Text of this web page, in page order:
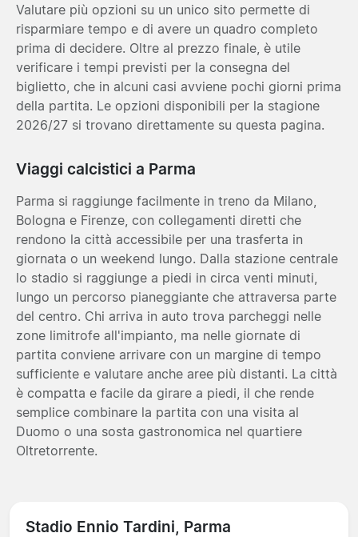
Valutare più opzioni su un unico sito permette di
risparmiare tempo e di avere un quadro completo
prima di decidere. Oltre al prezzo finale, è utile
verificare i tempi previsti per la consegna del
biglietto, che in alcuni casi avviene pochi giorni prima
della partita. Le opzioni disponibili per la stagione
2026/27 si trovano direttamente su questa pagina.
Viaggi calcistici a Parma
Parma si raggiunge facilmente in treno da Milano,
Bologna e Firenze, con collegamenti diretti che
rendono la città accessibile per una trasferta in
giornata o un weekend lungo. Dalla stazione centrale
lo stadio si raggiunge a piedi in circa venti minuti,
lungo un percorso pianeggiante che attraversa parte
del centro. Chi arriva in auto trova parcheggi nelle
zone limitrofe all'impianto, ma nelle giornate di
partita conviene arrivare con un margine di tempo
sufficiente e valutare anche aree più distanti. La città
è compatta e facile da girare a piedi, il che rende
semplice combinare la partita con una visita al
Duomo o una sosta gastronomica nel quartiere
Oltretorrente.
Stadio Ennio Tardini, Parma